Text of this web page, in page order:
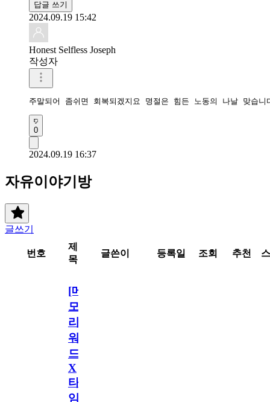
답글 쓰기
2024.09.19 15:42
Honest Selfless Joseph
작성자
주말되어 좀쉬면 회복되겠지요 명절은 힘든 노동의 나날 맞습니
0
2024.09.19 16:37
자유이야기방
글쓰기
번호
제
목
글쓴이 등록일 조회 추천
[메
모
리
워
드
X
타
임